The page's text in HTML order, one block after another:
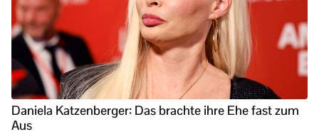
Daniela Katzenberger: Das brachte ihre Ehe fast zum
Aus